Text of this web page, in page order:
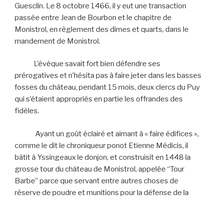
Guesclin. Le 8 octobre 1466, il y eut une transaction
passée entre Jean de Bourbon et le chapitre de
Monistrol, en règlement des dîmes et quarts, dans le
mandement de Monistrol.
L’évêque savait fort bien défendre ses
prérogatives et n’hésita pas à faire jeter dans les basses
fosses du château, pendant 15 mois, deux clercs du Puy
qui s’étaient appropriés en partie les offrandes des
fidèles.
Ayant un goût éclairé et aimant à « faire édifices »,
comme le dit le chroniqueur ponot Etienne Médicis, il
bâtit à Yssingeaux le donjon, et construisit en 1448 la
grosse tour du château de Monistrol, appelée “Tour
Barbe” parce que servant entre autres choses de
réserve de poudre et munitions pour la défense de la